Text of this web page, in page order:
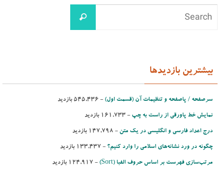
بیشترین بازدیدها
سرصفحه / پاصفحه و تنظیمات آن (قسمت اول) - ‌545,436 بازدید
نمایش خط پاورقی از راست به چپ - ‌161,733 بازدید
درج اعداد فارسی و انگلیسی در یك متن - ‌147,798 بازدید
چگونه در ورد نشانه‌های اسلامی را وارد کنیم؟ - ‌133,437 بازدید
مرتب‌‌سازی فهرست بر اساس حروف الفبا (Sort)‌ - ‌124,917 بازدید